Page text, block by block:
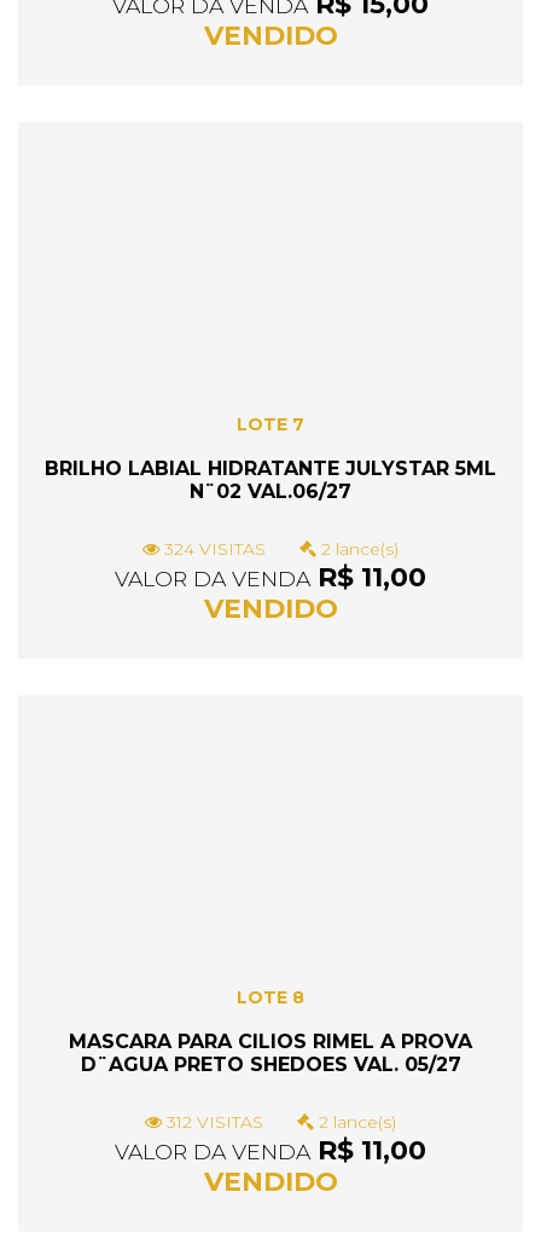
VALOR DA VENDA
VENDIDO
LOTE 7
BRILHO LABIAL HIDRATANTE JULYSTAR 5ML
N¨02 VAL.06/27
324 VISITAS 2 lance(s)
VALOR DA VENDAR$ 11,00
VENDIDO
LOTE 8
MASCARA PARA CILIOS RIMEL A PROVA
D¨AGUA PRETO SHEDOES VAL. 05/27
312 VISITAS 2 lance(s)
VALOR DA VENDAR$ 11,00
VENDIDO